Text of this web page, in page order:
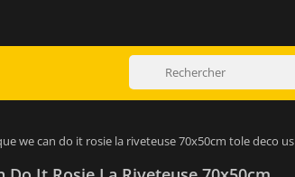
we can do it rosie la riveteuse 70x50cm tole deco us